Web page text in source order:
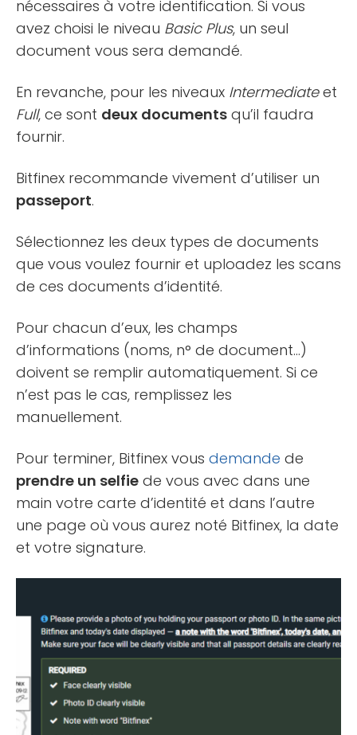
nécessaires à votre identification. Si vous
avez choisi le niveau Basic Plus, un seul
document vous sera demandé.
En revanche, pour les niveaux Intermediateet
Full, ce sont deux documents qu’il faudra
fournir.
Bitfinex recommande vivement d’utiliser un
passeport.
Sélectionnez les deux types de documents
que vous voulez fournir et uploadez les scans
de ces documents d’identité.
Pour chacun d’eux, les champs
d’informations (noms, n° de document…)
doivent se remplir automatiquement. Si ce
n’est pas le cas, remplissez les
manuellement.
Pour terminer, Bitfinex vous demande de
prendre un selfie de vous avec dans une
main votre carte d’identité et dans l’autre
une page où vous aurez noté Bitfinex, la date
et votre signature.